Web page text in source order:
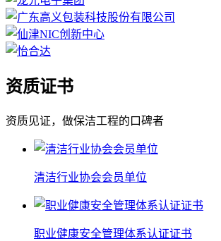
资质证书
资质见证，做保洁工程的口碑者
清洁行业协会会员单位
职业健康安全管理体系认证证书